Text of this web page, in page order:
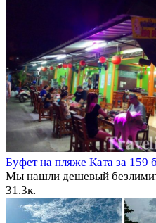
Буфет на пляже Ката за 159
Мы нашли дешевый
31.3к.